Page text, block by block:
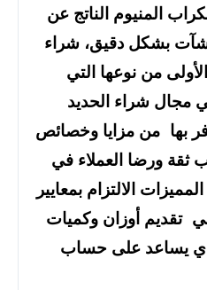
المنيوم الناتج عن
بشكل دقيق، شراء
من نوعها التي
مجال شراء الحديد
بها من مزايا وخصائص
ورضا العملاء في
الالتزام بمعايير
تقديم أوزان وكميات
يساعد على حساب